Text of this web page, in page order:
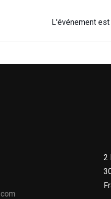
L'événement est
2